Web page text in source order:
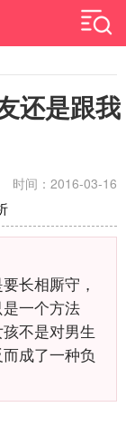
还是跟我
时间：2016-03-16
长相厮守，
一个方法
不是对男生
成了一种负